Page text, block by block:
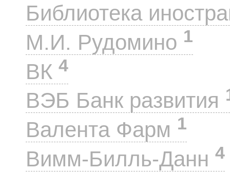
Библиотека
М.И. Рудомино 1
ВК 4
ВЭБ Банк развития
Валента Фарм 1
Вимм-Билль-Данн 4